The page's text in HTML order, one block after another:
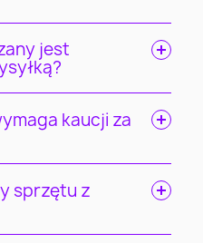
jest
kaucji za
sprzętu z